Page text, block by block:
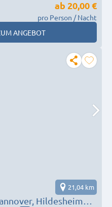
ab 20,00 €
pro Person / Nacht
ANGEBOT
Hildesheim…
21,04 km